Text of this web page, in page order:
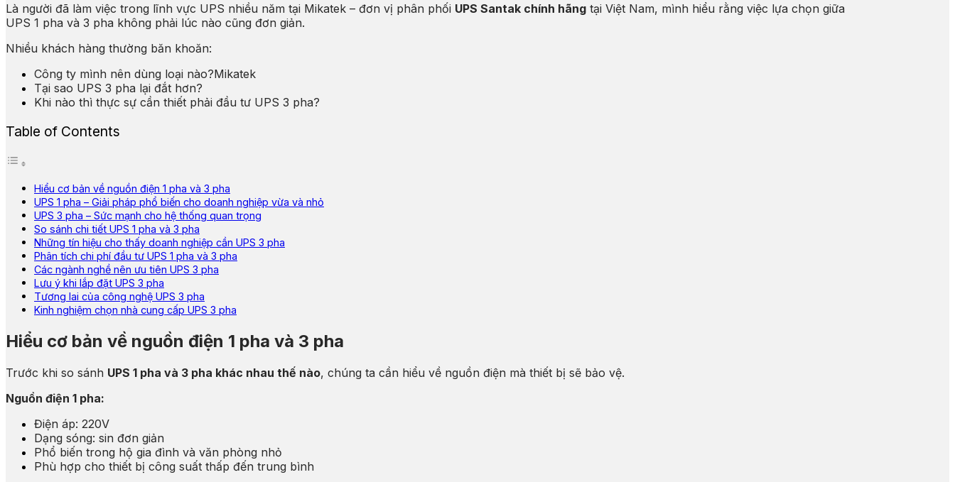
Là người đã làm việc trong lĩnh vực UPS nhiều năm tại Mikatek – đơn vị phân phối UPS Santak chính hãng tại Việt Nam, mình hiểu rằng việc lựa chọn giữa
UPS 1 pha và 3 pha không phải lúc nào cũng đơn giản.
Nhiều khách hàng thường băn khoăn:
Công ty mình nên dùng loại nào?Mikatek
Tại sao UPS 3 pha lại đắt hơn?
Khi nào thì thực sự cần thiết phải đầu tư UPS 3 pha?
Table of Contents
Hiểu cơ bản về nguồn điện 1 pha và 3 pha
UPS 1 pha – Giải pháp phổ biến cho doanh nghiệp vừa và nhỏ
UPS 3 pha – Sức mạnh cho hệ thống quan trọng
So sánh chi tiết UPS 1 pha và 3 pha
Những tín hiệu cho thấy doanh nghiệp cần UPS 3 pha
Phân tích chi phí đầu tư UPS 1 pha và 3 pha
Các ngành nghề nên ưu tiên UPS 3 pha
Lưu ý khi lắp đặt UPS 3 pha
Tương lai của công nghệ UPS 3 pha
Kinh nghiệm chọn nhà cung cấp UPS 3 pha
Hiểu cơ bản về nguồn điện 1 pha và 3 pha
Trước khi so sánh UPS 1 pha và 3 pha khác nhau thế nào, chúng ta cần hiểu về nguồn điện mà thiết bị sẽ bảo vệ.
Nguồn điện 1 pha:
Điện áp: 220V
Dạng sóng: sin đơn giản
Phổ biến trong hộ gia đình và văn phòng nhỏ
Phù hợp cho thiết bị công suất thấp đến trung bình